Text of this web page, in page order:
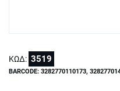
ΚΩΔ: 3519
BARCODE: 3282770110173,